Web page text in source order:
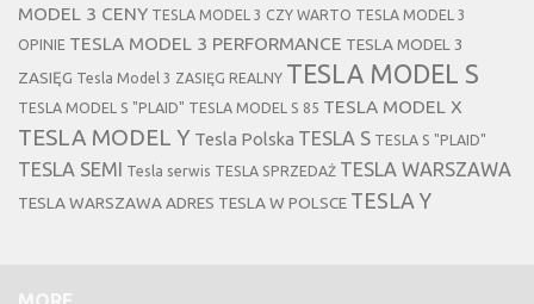
MODEL 3 CENY TESLA MODEL 3 CZY WARTO TESLA MODEL 3
OPINIE TESLA MODEL 3 PERFORMANCE TESLA MODEL 3
ZASIĘG Tesla Model 3 ZASIĘG REALNY TESLA MODEL S
TESLA MODEL S "PLAID" TESLA MODEL S 85 TESLA MODEL X
TESLA MODEL Y Tesla Polska TESLA S TESLA S "PLAID"
TESLA SEMI Tesla serwis TESLA SPRZEDAŻ TESLA WARSZAWA
TESLA WARSZAWA ADRES TESLA W POLSCE TESLA Y